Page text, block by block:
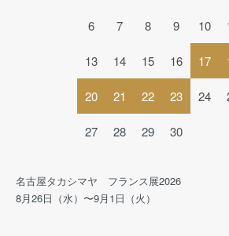
6 7 8 9 10
13 14 15 16 17
20 21 22 23 24
27 28 29 30
名古屋タカシマヤ フランス展2026
8月26日（水）〜9月1日（火）